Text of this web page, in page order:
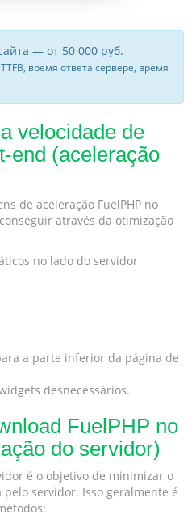
— от 50 000 руб.
время ответа сервере, время
velocidade de
end (aceleração
de aceleração FuelPHP no
através da otimização
no lado do servidor
a parte inferior da página de
desnecessários.
FuelPHP no
do servidor)
é o objetivo de minimizar o
servidor. Isso geralmente é